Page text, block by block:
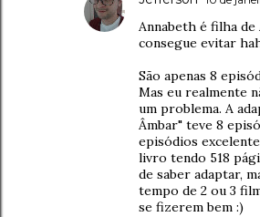
Annabeth é filha de
consegue evitar
São apenas 8
Mas eu realmente
um problema. A
Âmbar" teve 8
episódios
livro tendo 518
de saber adaptar,
tempo de 2 ou 3
se fizerem bem :)